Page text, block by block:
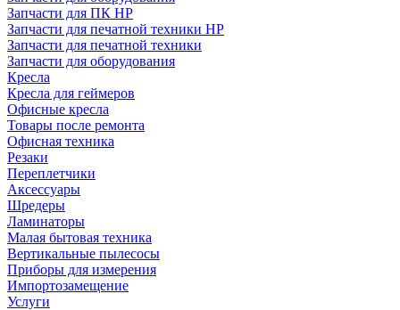
Запчасти для ПК HP
Запчасти для печатной техники HP
Запчасти для печатной техники
Запчасти для оборудования
Кресла
Кресла для геймеров
Офисные кресла
Товары после ремонта
Офисная техника
Резаки
Переплетчики
Аксессуары
Шредеры
Ламинаторы
Малая бытовая техника
Вертикальные пылесосы
Приборы для измерения
Импортозамещение
Услуги